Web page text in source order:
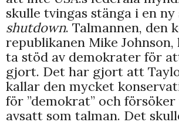
skulle tvingas stänga i en ny
shutdown. Talmannen, den
republikanen Mike
ta stöd av demokrater för
gjort. Det har gjort att
kallar den mycket
för ”demokrat” och
avsatt som talman. Det